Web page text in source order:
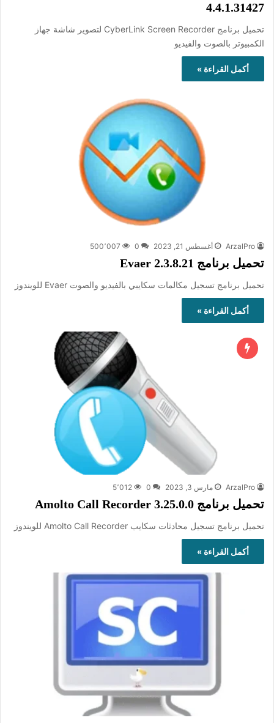
4.4.1.31427
تحميل برنامج CyberLink Screen Recorder لتصوير شاشة جهاز
الكمبيوتر بالصوت والفيديو
أكمل القراءة »
ArzalPro أغسطس 21, 2023 0 500٬007
تحميل برنامج Evaer 2.3.8.21
تحميل برنامج تسجيل مكالمات سكايبي بالفيديو والصوت Evaer للويندوز
أكمل القراءة »
ArzalPro مارس 3, 2023 0 5٬012
تحميل برنامج Amolto Call Recorder 3.25.0.0
تحميل برنامج تسجيل محادثات سكايب Amolto Call Recorder للويندوز
أكمل القراءة »